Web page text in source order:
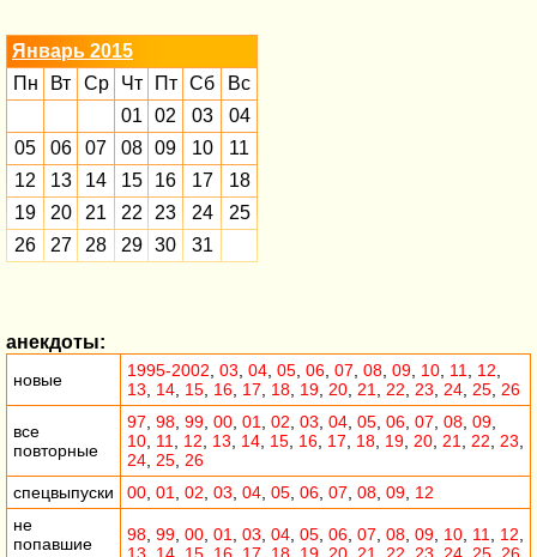
Январь 2015
Пн
Вт Ср Чт Пт Сб
Вс
01
02 03
04
05
06 07 08 09 10
11
12
13 14 15 16 17
18
19
20 21 22 23 24
25
26
27 28 29 30 31
анекдоты:
новые 1995-2002 03 04 05 06 07 08 09 10 11 12
13
14 15 16 17 18 19 20 21 22 23 24 25 26
все
повторные
97 98 99 00 01 02 03 04 05 06 07 08 09
10 11 12 13 14 15 16 17 18 19 20 21 22 23
24 25 26
спецвыпуски
00 01 02 03 04 05 06 07 08 09 12
не
попавшие
98 99 00 01 03 04 05 06 07 08 09 10 11 12